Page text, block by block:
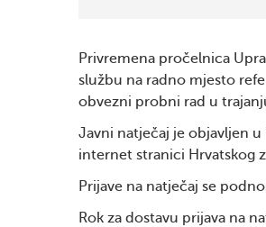
Privremena pročelnica
službu na radno mjesto
obvezni probni rad u
Javni natječaj je objavljen
internet stranici Hrvatskog
Prijave na natječaj se
Rok za dostavu prijava na